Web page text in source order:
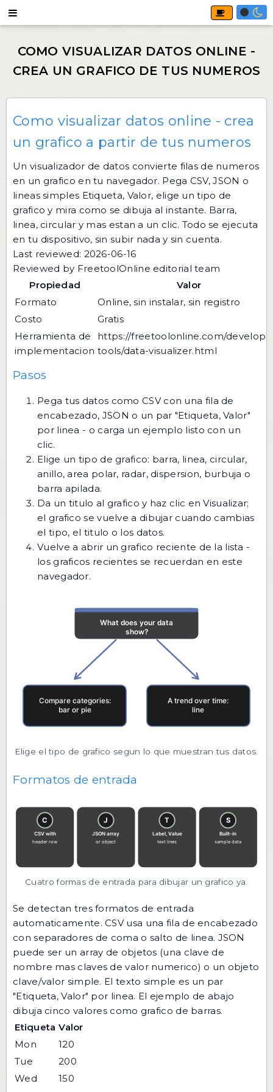
Como visualizar datos online - crea
un grafico a partir de tus numeros
Un visualizador de datos convierte filas de numeros
en un grafico en tu navegador. Pega CSV, JSON o
lineas simples Etiqueta, Valor, elige un tipo de
grafico y mira como se dibuja al instante. Barra,
linea, circular y mas estan a un clic. Todo se ejecuta
en tu dispositivo, sin subir nada y sin cuenta.
Last reviewed: 2026-06-16
Reviewed by FreetoolOnline editorial team
Propiedad
Valor
Formato
Online, sin instalar, sin registro
Costo
Gratis
Herramienta de
implementacion
https://freetoolonline.com/
tools/data-visualizer.html
Pasos
Pega tus datos como CSV con una fila de
encabezado, JSON o un par "Etiqueta, Valor"
por linea - o carga un ejemplo listo con un
clic.
Elige un tipo de grafico: barra, linea, circular,
anillo, area polar, radar, dispersion, burbuja o
barra apilada.
Da un titulo al grafico y haz clic en Visualizar;
el grafico se vuelve a dibujar cuando cambias
el tipo, el titulo o los datos.
Vuelve a abrir un grafico reciente de la lista -
los graficos recientes se recuerdan en este
navegador.
Elige el tipo de grafico segun lo que muestran tus datos.
Formatos de entrada
Cuatro formas de entrada para dibujar un grafico ya.
Se detectan tres formatos de entrada
automaticamente. CSV usa una fila de encabezado
con separadores de coma o salto de linea. JSON
puede ser un array de objetos (una clave de
nombre mas claves de valor numerico) o un objeto
clave/valor simple. El texto simple es un par
"Etiqueta, Valor" por linea. El ejemplo de abajo
dibuja cinco valores como grafico de barras.
Etiqueta Valor
Mon
120
Tue
200
Wed
150